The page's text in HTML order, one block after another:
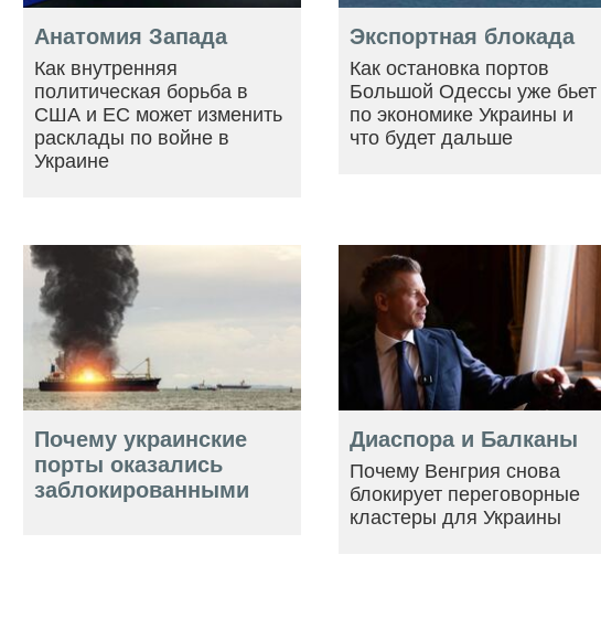
Анатомия Запада
Как внутренняя
политическая борьба в
США и ЕС может изменить
расклады по войне в
Украине
Экспортная блокада
Как остановка портов
Большой Одессы уже бьет
по экономике Украины и
что будет дальше
Почему украинские
порты оказались
заблокированными
Диаспора и Балканы
Почему Венгрия снова
блокирует переговорные
кластеры для Украины